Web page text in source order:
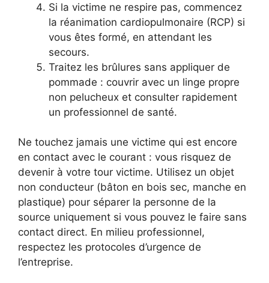
Si la victime ne respire pas, commencez
la réanimation cardiopulmonaire (RCP) si
vous êtes formé, en attendant les
secours.
Traitez les brûlures sans appliquer de
pommade : couvrir avec un linge propre
non pelucheux et consulter rapidement
un professionnel de santé.
Ne touchez jamais une victime qui est encore
en contact avec le courant : vous risquez de
devenir à votre tour victime. Utilisez un objet
non conducteur (bâton en bois sec, manche en
plastique) pour séparer la personne de la
source uniquement si vous pouvez le faire sans
contact direct. En milieu professionnel,
respectez les protocoles d’urgence de
l’entreprise.